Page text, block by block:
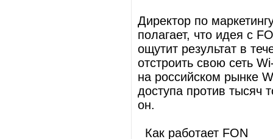
Директор по
полагает, что идея с
ощутит результат в
отстроить свою сеть
на российском рынке
доступа против тысяч
он.
Как работает FON